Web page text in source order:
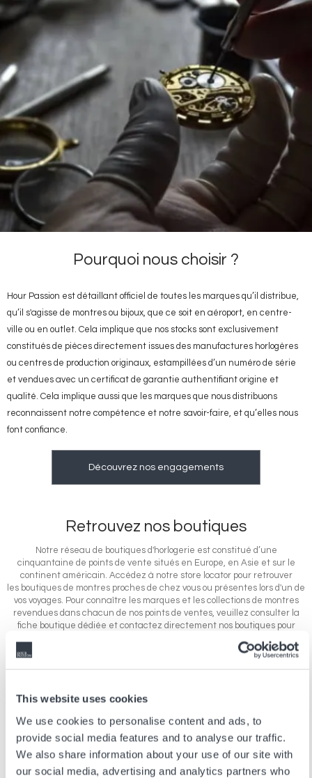
This website uses cookies
We use cookies to personalise content and ads, to
provide social media features and to analyse our traffic.
We also share information about your use of our site with
our social media, advertising and analytics partners who
Pourquoi nous choisir ?
Hour Passion est détaillant officiel de toutes les marques qu’il distribue,
qu’il s'agisse de montres ou bijoux, que ce soit en aéroport, en centre-
ville ou en outlet. Cela implique que nos stocks sont exclusivement
constitués de pièces directement issues des manufactures horlogères
ou centres de production originaux, estampillées d’un numéro de série
et vendues avec un certificat de garantie authentifiant origine et
qualité. Cela implique aussi que les marques que nous distribuons
reconnaissent notre compétence et notre savoir-faire, et qu’elles nous
font confiance.
Découvrez nos engagements
Retrouvez nos boutiques
Notre réseau de boutiques d'horlogerie est constitué d’une
cinquantaine de points de vente situés en Europe, en Asie et sur le
continent américain. Accédez à notre store locator pour retrouver
les boutiques de montres proches de chez vous ou présentes lors d'un de
vos voyages. Pour connaître les marques et les collections de montres
revendues dans chacun de nos points de ventes, veuillez consulter la
fiche boutique dédiée et contactez directement nos boutiques pour
EUROPE
31 BOUTIQUES